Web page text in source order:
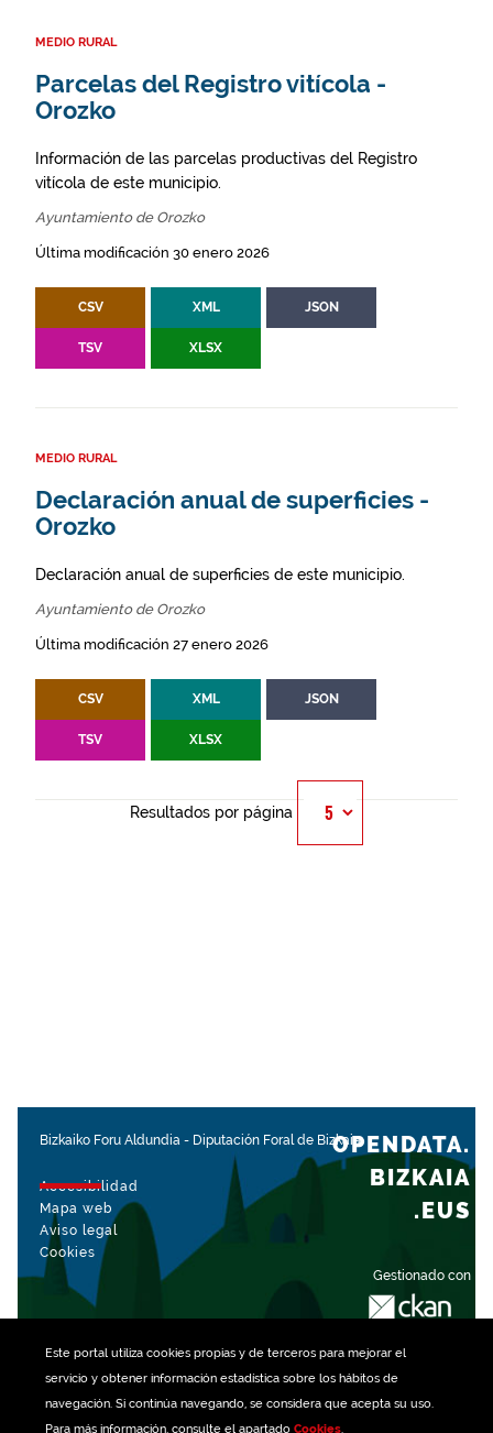
Este portal utiliza cookiespropias y de terceros para mejorar el
servicio y obtener información estadística sobre los hábitos de
navegación. Si continúa navegando, se considera que acepta su uso.
Para más información, consulte el apartado Cookies.
MEDIO RURAL
Parcelas del Registro vitícola -
Orozko
Información de las parcelas productivas del Registro
vitícola de este municipio.
Ayuntamiento de Orozko
Última modificación 30 enero 2026
CSV XML JSON
TSV XLSX
MEDIO RURAL
Declaración anual de superficies -
Orozko
Declaración anual de superficies de este municipio.
Ayuntamiento de Orozko
Última modificación 27 enero 2026
CSV XML JSON
TSV XLSX
Resultados por página
Bizkaiko Foru Aldundia - Diputación Foral de Bizkaia
Accesibilidad
Mapa web
Aviso legal
Cookies
Gestionado con
OPENDATA.
BIZKAIA
.EUS